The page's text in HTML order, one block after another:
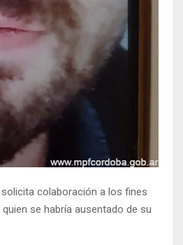
colaboración a los fines
se habría ausentado de su